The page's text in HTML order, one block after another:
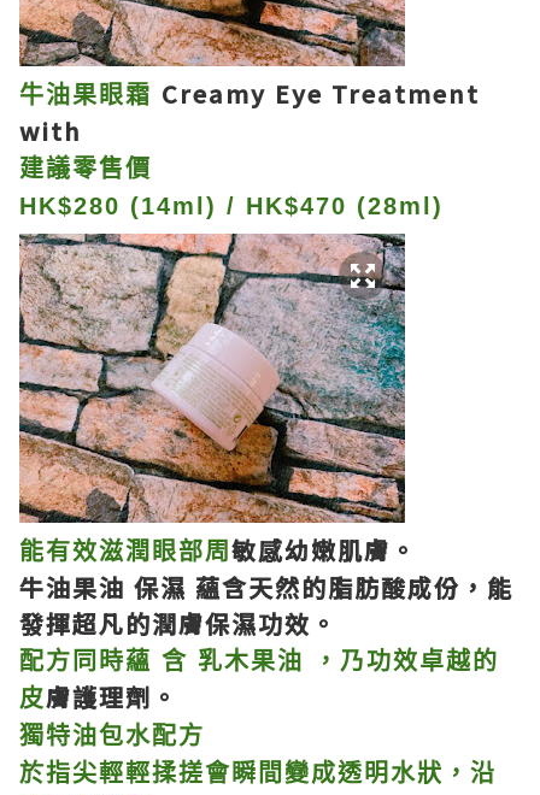
牛油果眼霜 Creamy Eye Treatment
with
建議零售價
HK$280 (14ml) / HK$470 (28ml)
能有效滋潤眼部周 敏感幼嫩肌膚。
牛油果油 保濕 蘊含天然的脂肪酸成份， 能
發揮超凡的潤膚保濕功效。
配方同時蘊 含 乳木果油 ，乃功效卓越的
皮膚護理劑。
獨特油包水配方
於指尖輕輕揉搓會瞬間變成透明水狀，沿